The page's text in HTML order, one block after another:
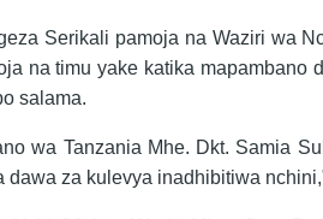
Serikali pamoja na Waziri wa
na timu yake katika
salama.
wa Tanzania Mhe. Dkt. Samia
dawa za kulevya inadhibitiwa